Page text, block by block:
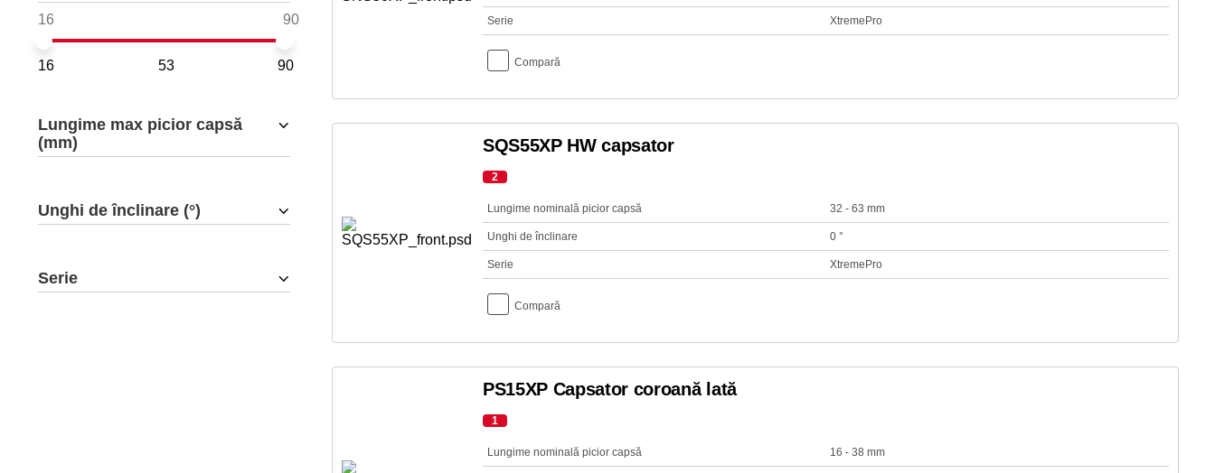
16 53 90
Lungime max picior capsă
(mm)
Unghi de înclinare (°)
Serie
Serie XtremePro
Compară
SQS55XP HW capsator
2
Lungime nominală picior capsă 32 - 63 mm
Unghi de înclinare 0 °
Serie XtremePro
Compară
PS15XP Capsator coroană lată
1
Lungime nominală picior capsă 16 - 38 mm